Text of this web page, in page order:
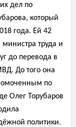
дел по
который
года. Ей 42
труда и
до перевода в
До того она
по
Олег Торубаров
политики.